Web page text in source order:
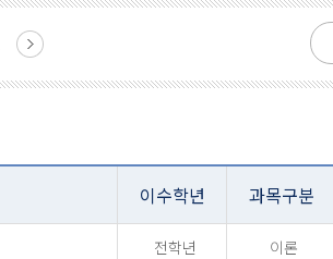
이수학년 과목구분
전학년 이론